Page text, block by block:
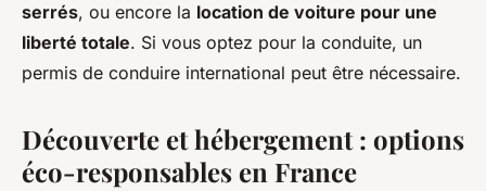
serrés, ou encore la location de voiture pour une
liberté totale. Si vous optez pour la conduite, un
permis de conduire international peut être nécessaire.
Découverte et hébergement : options
éco-responsables en France